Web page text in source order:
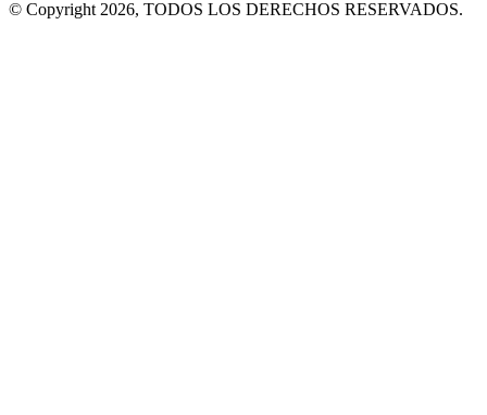
© Copyright 2026, TODOS LOS DERECHOS RESERVADOS.